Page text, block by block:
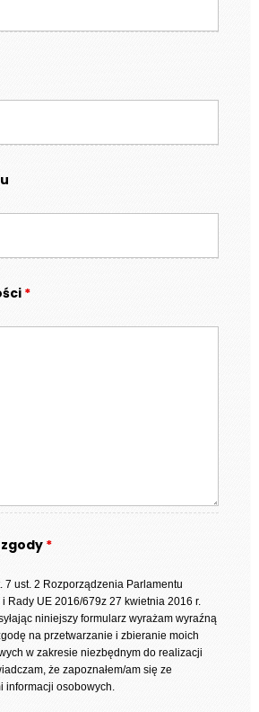
*
*
7 ust. 2 Rozporządzenia Parlamentu
Rady UE 2016/679z 27 kwietnia 2016 r.
niniejszy formularz wyrażam wyraźną
na przetwarzanie i zbieranie moich
w zakresie niezbędnym do realizacji
że zapoznałem/am się ze
informacji osobowych.